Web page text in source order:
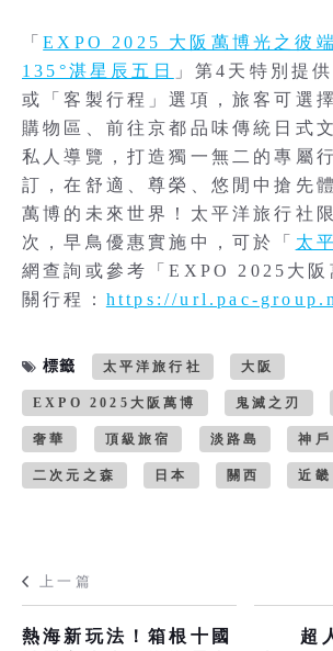
「EXPO 2025 大阪萬博光之彼
135°湛星辰五日
」第4天特別提
或「客製行程」選項，旅客可選
購物區、前往京都品味傳統日式
私人導覽，打造獨一無二的專屬
訂，在舒適、尊榮、悠閒中搶先
萬博的未來世界！太平洋旅行社
次，早鳥優惠實施中，可於「 太
網查詢或參考「EXPO 2025大
關行程： https://url.pac-
標籤 太平洋旅行社 大阪
EXPO 2025大阪萬博 鬼滅之刃
奢華 頂級旅宿 淡路島 神戶
二次元之森 日本 關西 近畿
上一篇
熱海新玩法！箱根十國
超